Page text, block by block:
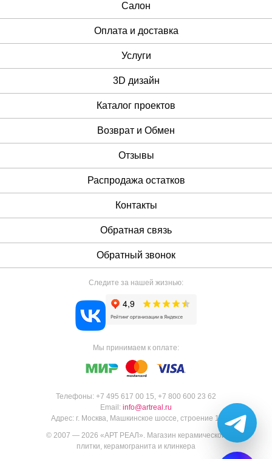
Cалон
Оплата и доставка
Услуги
3D дизайн
Каталог проектов
Возврат и Обмен
Отзывы
Распродажа остатков
Контакты
Обратная связь
Обратный звонок
Телефоны: +7 495 617 00 15, +7 800 600 23 62
Email: info@artreal.ru
Адрес: г. Москва, Машкинское шоссе, строение 1.
© 2007 — 2026 «АРТ РЕАЛ ». Магазин керамической
плитки, керамогранита и клинкера
Следите за нашей жизнью:
Мы принимаем к оплате: